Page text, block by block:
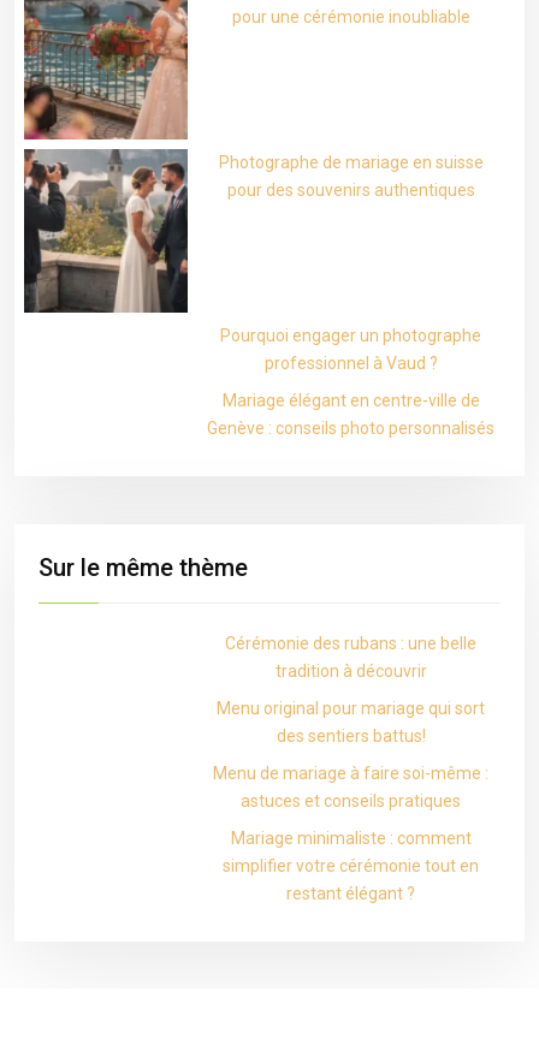
pour une cérémonie inoubliable
Photographe de mariage en suisse
pour des souvenirs authentiques
Pourquoi engager un photographe
professionnel à Vaud ?
Mariage élégant en centre-ville de
Genève : conseils photo personnalisés
Sur le même thème
Cérémonie des rubans : une belle
tradition à découvrir
Menu original pour mariage qui sort
des sentiers battus!
Menu de mariage à faire soi-même :
astuces et conseils pratiques
Mariage minimaliste : comment
simplifier votre cérémonie tout en
restant élégant ?